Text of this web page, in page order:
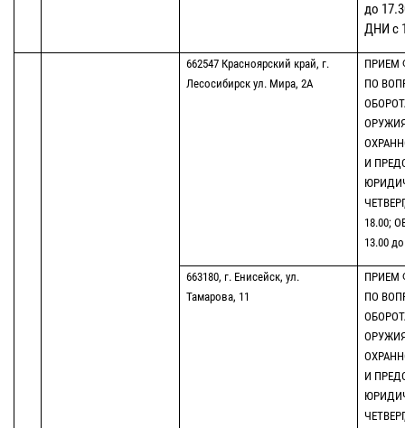
до
ДНИ с
662547 Красноярский край, г.
Лесосибирск ул. Мира, 2А
ПРИЕМ
ПО
И
18.00;
13.00
663180, г. Енисейск, ул.
Тамарова, 11
ПРИЕМ
ПО
И